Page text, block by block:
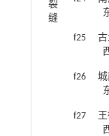
裂
缝
f25
f26
f27